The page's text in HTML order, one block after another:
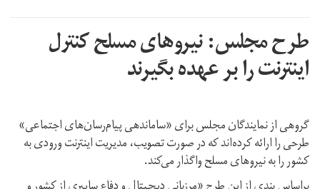
طرح مجلس: نیروهای مسلح کنترل
اینترنت را بر عهده بگیرند
گروهی از نمایندگان مجلس برای «ساماندهی پیام‌رسان‌های اجتماعی»
طرحی را ارائه کرده‌اند که در صورت تصویب، مدیریت اینترنت ورودی به
کشور را به نیروهای مسلح واگذار می‌کند.